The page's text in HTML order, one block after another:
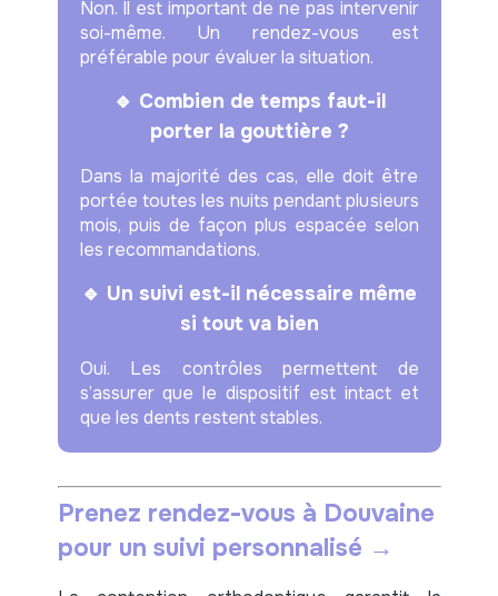
Non. Il est important de ne pas intervenir
soi-même. Un rendez-vous est
préférable pour évaluer la situation.
🔹 Combien de temps faut-il
porter la gouttière ?
Dans la majorité des cas, elle doit être
portée toutes les nuits pendant plusieurs
mois, puis de façon plus espacée selon
les recommandations.
🔹 Un suivi est-il nécessaire même
si tout va bien
Oui. Les contrôles permettent de
s’assurer que le dispositif est intact et
que les dents restent stables.
Prenez rendez-vous à Douvaine
pour un suivi personnalisé →